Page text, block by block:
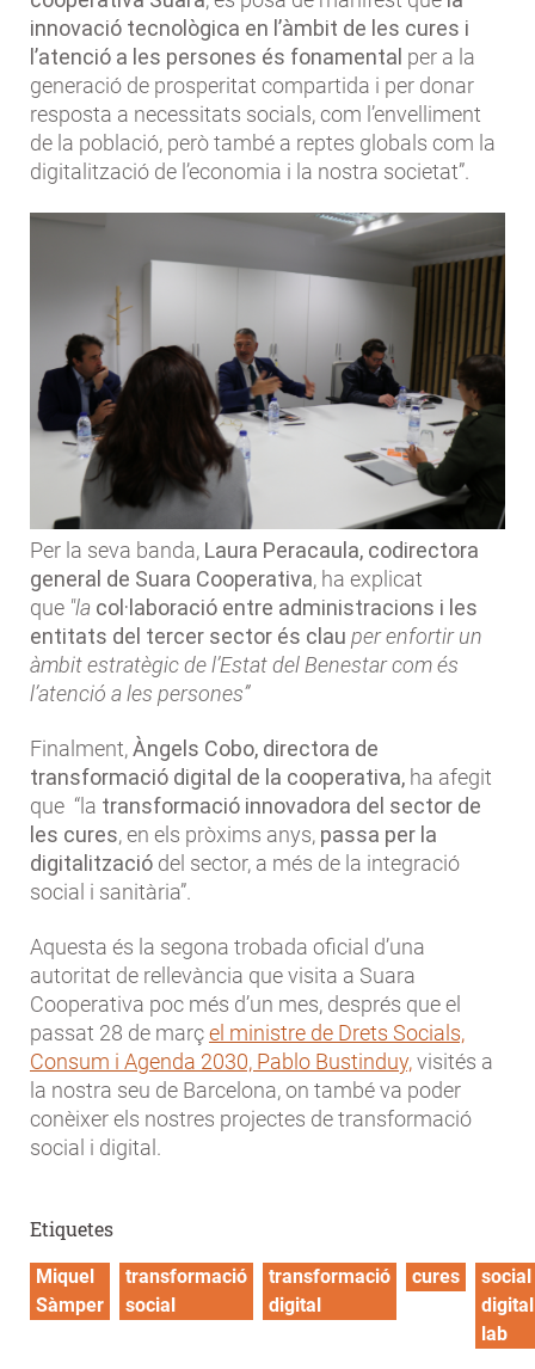
innovació tecnològica en l’àmbit de les cures i
l’atenció a les persones és fonamental per a la
generació de prosperitat compartida i per donar
resposta a necessitats socials, com l’envelliment
de la població, però també a reptes globals com la
digitalització de l’economia i la nostra societat”.
Per la seva banda, Laura Peracaula, codirectora
general de Suara Cooperativa, ha explicat
que "la col·laboració entre administracions i les
entitats del tercer sector és clau per enfortir un
àmbit estratègic de l’Estat del Benestar com és
l’atenció a les persones”
Finalment,Àngels Cobo, directora de
transformació digital de la cooperativa, ha afegit
que “la transformació innovadora del sector de
les cures, en els pròxims anys, passa per la
digitalització del sector, a més de la integració
social i sanitària”.
Aquesta és la segona trobada oficial d’una
autoritat de rellevància que visita a Suara
Cooperativa poc més d’un mes, després que el
passat 28 de marçel ministre de Drets Socials,
Consum i Agenda 2030, Pablo Bustinduy,visités a
la nostra seu de Barcelona, on també va poder
conèixer els nostres projectes de transformació
social i digital.
Etiquetes
Miquel
Sàmper
transformació
social
transformació
digital
cures
social
digital
lab